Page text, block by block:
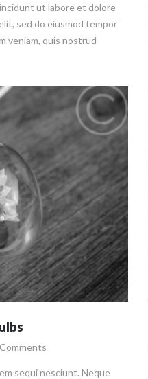
ut labore et dolore
sed do eiusmod tempor
veniam, quis nostrud
Comments
sequi nesciunt. Neque